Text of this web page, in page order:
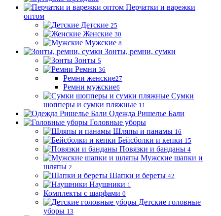
Перчатки и варежки
оптом
Детские 25
Женские 30
Мужские 8
Зонты, ремни, сумки
Зонты 5
Ремни 36
Ремни женские27
Ремни мужские6
Сумки
шопперы и сумки пляжные 11
Одежда Ришелье Бали
Головные уборы
Шляпы и панамы 16
Бейсболки и кепки 15
Повязки и банданы 4
Мужские шапки и
шляпы 2
Шапки и береты 42
Наушники 1
Комплекты с шарфами 0
Детские головные
уборы 13